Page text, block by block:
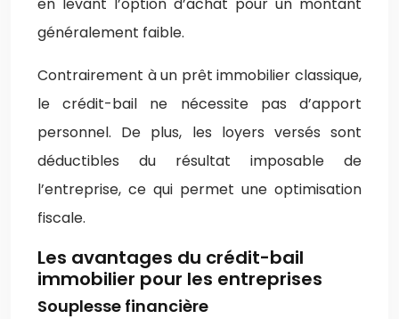
en levant l’option d’achat pour un montant
généralement faible.
Contrairement à un prêt immobilier classique,
le crédit-bail ne nécessite pas d’apport
personnel. De plus, les loyers versés sont
déductibles du résultat imposable de
l’entreprise, ce qui permet une optimisation
fiscale.
Les avantages du crédit-bail
immobilier pour les entreprises
Souplesse financière